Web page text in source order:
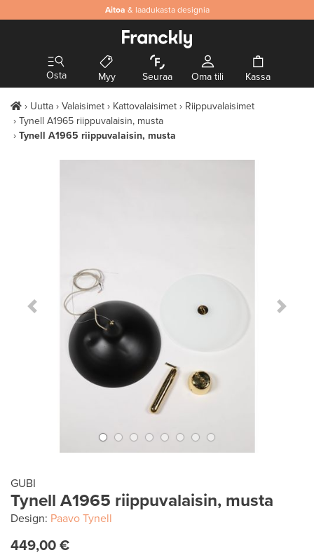
Aitoa & laadukasta designia
Osta Myy Seuraa Oma tili Kassa
Uutta Valaisimet Kattovalaisimet
Riippuvalaisimet
Tynell A1965 riippuvalaisin, musta
Tynell A1965 riippuvalaisin, musta
Previous Slide Next
GUBI
Tynell A1965 riippuvalaisin, musta
Design: Paavo Tynell
449,00 €